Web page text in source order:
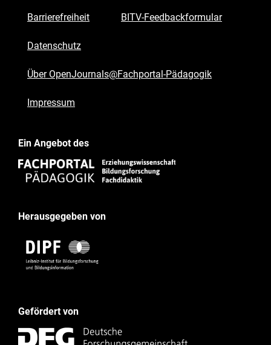
Barrierefreiheit BITV-Feedbackformular
Datenschutz
Über OpenJournals@Fachportal-Pädagogik
Impressum
Ein Angebot des
Herausgegeben von
Gefördert von